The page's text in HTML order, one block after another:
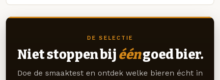
DE SELECTIE
Niet stoppen bij ééngoed bier.
Doe de smaaktest en ontdek welke bieren écht in